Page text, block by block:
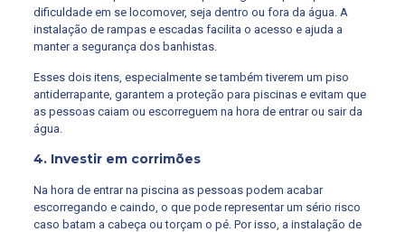
dificuldade em se locomover, seja dentro ou fora da água. A
instalação de rampas e escadas facilita o acesso e ajuda a
manter a segurança dos banhistas.
Esses dois itens, especialmente se também tiverem um piso
antiderrapante, garantem a proteção para piscinas e evitam que
as pessoas caiam ou escorreguem na hora de entrar ou sair da
água.
4. Investir em corrimões
Na hora de entrar na piscina as pessoas podem acabar
escorregando e caindo, o que pode representar um sério risco
caso batam a cabeça ou torçam o pé. Por isso, a instalação de